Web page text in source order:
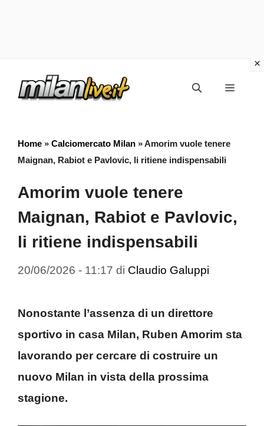
Menu
Home » Calciomercato Milan »Amorim vuole tenere
Maignan, Rabiot e Pavlovic, li ritiene indispensabili
Amorim vuole tenere
Maignan, Rabiot e Pavlovic,
li ritiene indispensabili
20/06/2026 - 11:17 di Claudio Galuppi
Nonostante l’assenza di un direttore
sportivo in casa Milan, Ruben Amorim sta
lavorando per cercare di costruire un
nuovo Milan in vista della prossima
stagione.